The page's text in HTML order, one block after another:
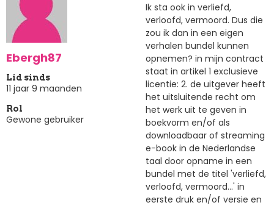
Ebergh87
Lid sinds
11 jaar 9 maanden
Rol
Gewone gebruiker
Ik sta ook in verliefd,
verloofd, vermoord. Dus die
zou ik dan in een eigen
verhalen bundel kunnen
opnemen? in mijn contract
staat in artikel 1 exclusieve
licentie: 2. de uitgever heeft
het uitsluitende recht om
het werk uit te geven in
boekvorm en/of als
downloadbaar of streaming
e-book in de Nederlandse
taal door opname in een
bundel met de titel 'verliefd,
verloofd, vermoord...' in
eerste druk en/of versie en